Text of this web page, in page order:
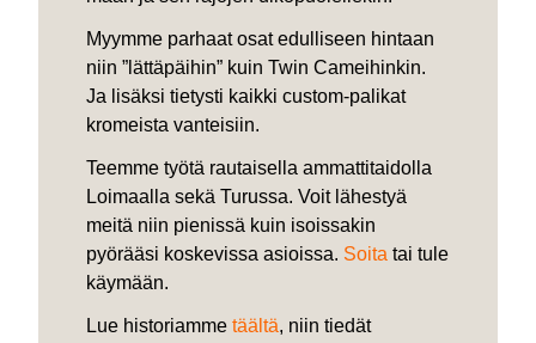
Myymme parhaat osat edulliseen hintaan
niin ”lättäpäihin” kuin Twin Cameihinkin.
Ja lisäksi tietysti kaikki custom-palikat
kromeista vanteisiin.
Teemme työtä rautaisella ammattitaidolla
Loimaalla sekä Turussa. Voit lähestyä
meitä niin pienissä kuin isoissakin
pyörääsi koskevissa asioissa. Soita tai tule
käymään.
Lue historiamme täältä, niin tiedät